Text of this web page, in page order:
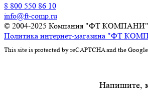
8 800 550 86 10
info@ft-comp.ru
© 2004-2025 Компания "ФТ КОМПАНИ"
Политика интернет-магазина "ФТ
This site is protected by reCAPTCHA and the Google
Напишите,